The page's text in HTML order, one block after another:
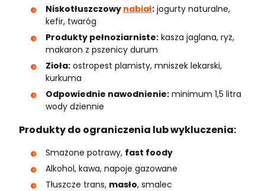
Niskotłuszczowy nabiał: jogurty naturalne,
kefir, twaróg
Produkty pełnoziarniste: kasza jaglana, ryż,
makaron z pszenicy durum
Zioła: ostropest plamisty, mniszek lekarski,
kurkuma
Odpowiednie nawodnienie: minimum 1,5 litra
wody dziennie
Produkty do ograniczenia lub wykluczenia:
Smażone potrawy, fast foody
Alkohol, kawa, napoje gazowane
Tłuszcze trans, masło, smalec